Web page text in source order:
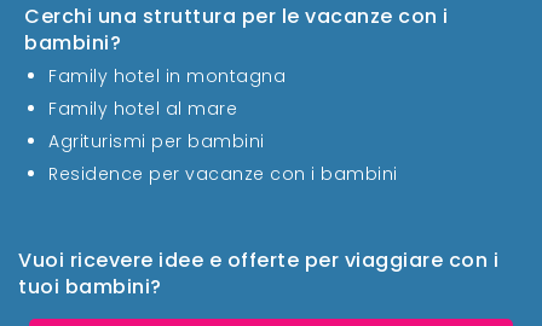
Vuoi ricevere idee e offerte per viaggiare con i
tuoi bambini?
Cerchi una struttura per le vacanze con i
bambini?
Family hotel in montagna
Family hotel al mare
Agriturismi per bambini
Residence per vacanze con i bambini